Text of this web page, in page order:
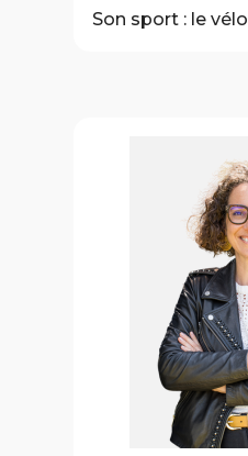
Son sport : le vélo